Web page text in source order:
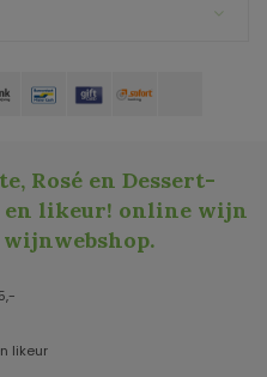
Rosé en Dessert-
en likeur! online wijn
wijnwebshop.
likeur